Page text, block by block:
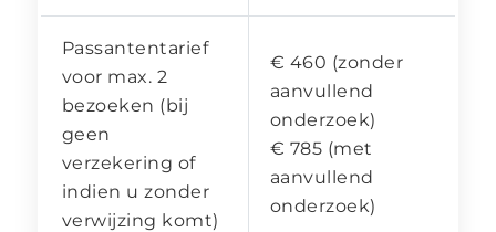
Passantentarief
voor max. 2
bezoeken (bij
geen
verzekering of
indien u zonder
verwijzing komt)
€ 460 (zonder
aanvullend
onderzoek)
€ 785 (met
aanvullend
onderzoek)